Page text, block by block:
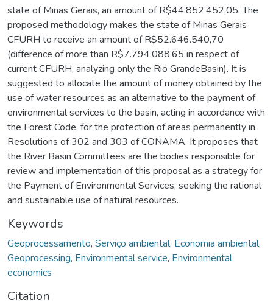
state of Minas Gerais, an amount of R$44.852.452,05. The
proposed methodology makes the state of Minas Gerais
CFURH to receive an amount of R$52.646.540,70
(difference of more than R$7.794.088,65 in respect of
current CFURH, analyzing only the Rio GrandeBasin). It is
suggested to allocate the amount of money obtained by the
use of water resources as an alternative to the payment of
environmental services to the basin, acting in accordance with
the Forest Code, for the protection of areas permanently in
Resolutions of 302 and 303 of CONAMA. It proposes that
the River Basin Committees are the bodies responsible for
review and implementation of this proposal as a strategy for
the Payment of Environmental Services, seeking the rational
and sustainable use of natural resources.
Keywords
Geoprocessamento, Serviço ambiental, Economia ambiental,
Geoprocessing, Environmental service, Environmental
economics
Citation